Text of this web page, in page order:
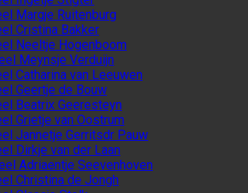
Margje Ruitenburg
Cristina Bakker
Neeltje Hogenboom
Meynsje Verduijn
Catharina van Leeuwen
Geertje de Bouw
Beatrix Geeresteyn
Grietje van Oostrum
Jannetje Gerritsdr Pauw
Dirkje van der Laan
Adriaentje Seevenhoven
Christina de Jongh